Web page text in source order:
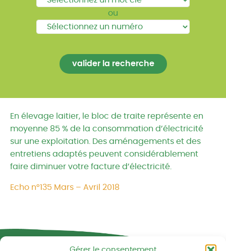
ou
En élevage laitier, le bloc de traite représente en
moyenne 85 % de la consommation d’électricité
sur une exploitation. Des aménagements et des
entretiens adaptés peuvent considérablement
faire diminuer votre facture d’électricité.
Echo n°135 Mars – Avril 2018
Réseau CIVAM - Campagnes vivantes